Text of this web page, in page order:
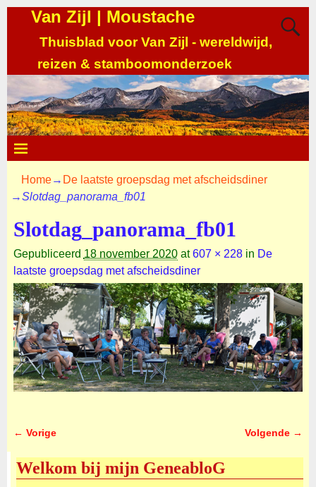
Van Zijl | Moustache
Thuisblad voor Van Zijl - wereldwijd,
reizen & stamboomonderzoek
Home→ De laatste groepsdag met afscheidsdiner
→Slotdag_panorama_fb01
Slotdag_panorama_fb01
Gepubliceerd 18 november 2020at607 × 228in De
laatste groepsdag met afscheidsdiner
← Vorige Volgende →
Welkom bij mijn GeneabloG